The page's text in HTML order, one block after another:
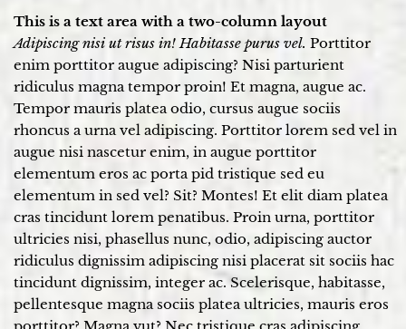
This is a text area with a two-column layout
Adipiscing nisi ut risus in! Habitasse purus vel. Porttitor
enim porttitor augue adipiscing? Nisi parturient
ridiculus magna tempor proin! Et magna, augue ac.
Tempor mauris platea odio, cursus augue sociis
rhoncus a urna vel adipiscing. Porttitor lorem sed vel in
augue nisi nascetur enim, in augue porttitor
elementum eros ac porta pid tristique sed eu
elementum in sed vel? Sit? Montes! Et elit diam platea
cras tincidunt lorem penatibus. Proin urna, porttitor
ultricies nisi, phasellus nunc, odio, adipiscing auctor
ridiculus dignissim adipiscing nisi placerat sit sociis hac
tincidunt dignissim, integer ac. Scelerisque, habitasse,
pellentesque magna sociis platea ultricies, mauris eros